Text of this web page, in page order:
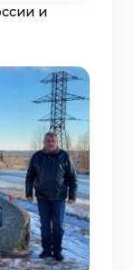
и